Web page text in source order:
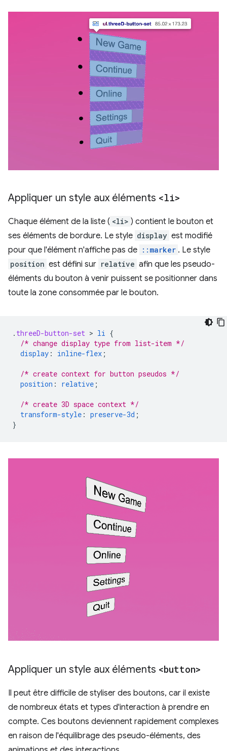
Appliquer un style aux éléments <li>
Chaque élément de la liste ( <li> ) contient le bouton et
ses éléments de bordure. Le style display est modifié
pour que l'élément n'affiche pas de ::marker . Le style
position est défini sur relative afin que les pseudo-
éléments du bouton à venir puissent se positionner dans
toute la zone consommée par le bouton.
. threeD-button-set > li {
/* change display type from list-item */
display : inline-flex ;
/* create context for button pseudos */
position : relative ;
/* create 3D space context */
transform-style : preserve-3d ;
}
Appliquer un style aux éléments <button>
Il peut être difficile de styliser des boutons, car il existe
de nombreux états et types d'interaction à prendre en
compte. Ces boutons deviennent rapidement complexes
en raison de l'équilibrage des pseudo-éléments, des